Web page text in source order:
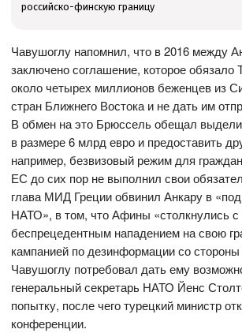
российско-финскую границу
Чавушоглу напомнил, что в 2016 между
заключено соглашение, которое обязало
около четырех миллионов беженцев из
стран Ближнего Востока и не дать им
В обмен на это Брюссель обещал
в размере 6 млрд евро и предоставить
например, безвизовый режим для
ЕС до сих пор не выполнил свои
глава МИД Греции обвинил Анкару в
НАТО», в том, что Афины «столкнулись с
беспрецедентным нападением на свою
кампанией по дезинформации со стороны
Чавушоглу потребовал дать ему
генеральный секретарь НАТО Йенс
попытку, после чего турецкий министр
конференции.